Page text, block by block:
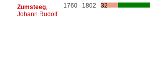
Zumsteeg,
Johann Rudolf
1760 1802 32